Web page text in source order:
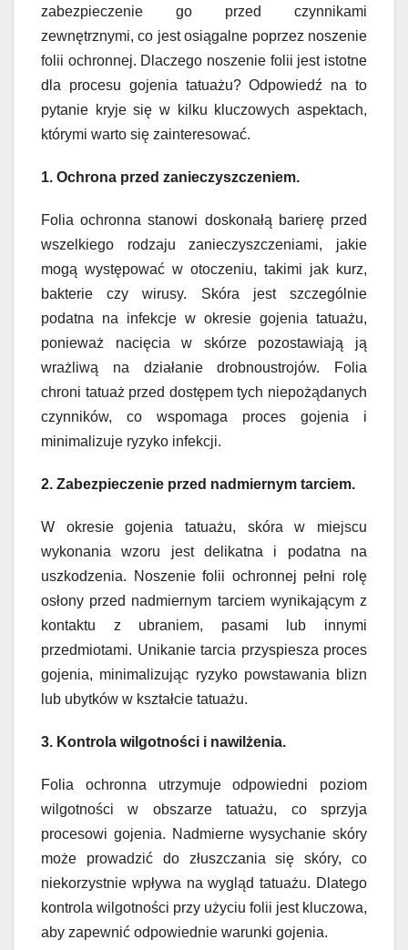
zabezpieczenie go przed czynnikami
zewnętrznymi, co jest osiągalne poprzez noszenie
folii ochronnej. Dlaczego noszenie folii jest istotne
dla procesu gojenia tatuażu? Odpowiedź na to
pytanie kryje się w kilku kluczowych aspektach,
którymi warto się zainteresować.
1. Ochrona przed zanieczyszczeniem.
Folia ochronna stanowi doskonałą barierę przed
wszelkiego rodzaju zanieczyszczeniami, jakie
mogą występować w otoczeniu, takimi jak kurz,
bakterie czy wirusy. Skóra jest szczególnie
podatna na infekcje w okresie gojenia tatuażu,
ponieważ nacięcia w skórze pozostawiają ją
wrażliwą na działanie drobnoustrojów. Folia
chroni tatuaż przed dostępem tych niepożądanych
czynników, co wspomaga proces gojenia i
minimalizuje ryzyko infekcji.
2. Zabezpieczenie przed nadmiernym tarciem.
W okresie gojenia tatuażu, skóra w miejscu
wykonania wzoru jest delikatna i podatna na
uszkodzenia. Noszenie folii ochronnej pełni rolę
osłony przed nadmiernym tarciem wynikającym z
kontaktu z ubraniem, pasami lub innymi
przedmiotami. Unikanie tarcia przyspiesza proces
gojenia, minimalizując ryzyko powstawania blizn
lub ubytków w kształcie tatuażu.
3. Kontrola wilgotności i nawilżenia.
Folia ochronna utrzymuje odpowiedni poziom
wilgotności w obszarze tatuażu, co sprzyja
procesowi gojenia. Nadmierne wysychanie skóry
może prowadzić do złuszczania się skóry, co
niekorzystnie wpływa na wygląd tatuażu. Dlatego
kontrola wilgotności przy użyciu folii jest kluczowa,
aby zapewnić odpowiednie warunki gojenia.